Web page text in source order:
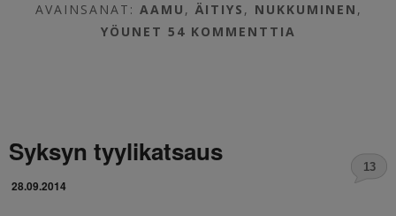
AVAINSANAT: AAMU , ÄITIYS , NUKKUMINEN ,
YÖUNET 54 KOMMENTTIA
Syksyn tyylikatsaus
28.09.2014
13